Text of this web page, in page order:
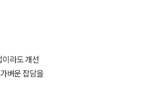
라도 개선
벼운 잡담을